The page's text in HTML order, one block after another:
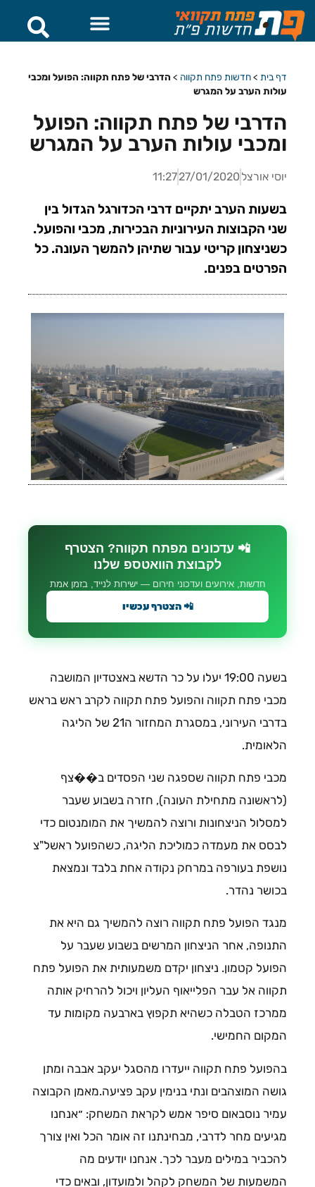
דף בית >חדשות פתח תקווה > הדרבי של פתח תקווה: הפועל ומכבי
עולות הערב על המגרש
הדרבי של פתח תקווה: הפועל
ומכבי עולות הערב על המגרש
יוסי אורצל 27/01/2020
11:27
בשעות הערב יתקיים דרבי הכדורגל הגדול בין
שני הקבוצות העירוניות הבכירות, מכבי והפועל.
כשניצחון קריטי עבור שתיהן להמשך העונה. כל
הפרטים בפנים.
📲 עדכונים מפתח תקווה? הצטרף
לקבוצת הוואטספ שלנו
חדשות, אירועים ועדכוני חירום — ישירות לנייד, בזמן אמת
📲 הצטרף עכשיו
בשעה 19:00 יעלו על כר הדשא באצטדיון המושבה
מכבי פתח תקווה והפועל פתח תקווה לקרב ראש בראש
בדרבי העירוני, במסגרת המחזור ה21 של הליגה
הלאומית.
מכבי פתח תקווה שספגה שני הפסדים ב��צף
(לראשונה מתחילת העונה), חזרה בשבוע שעבר
למסלול הניצחונות ורוצה להמשיך את המומנטום כדי
לבסס את מעמדה כמוליכת הליגה, כשהפועל ראשל"צ
נושפת בעורפה במרחק נקודה אחת בלבד ונמצאת
בכושר נהדר.
מנגד הפועל פתח תקווה רוצה להמשיך גם היא את
התנופה, אחר הניצחון המרשים בשבוע שעבר על
הפועל קטמון. ניצחון יקדם משמעותית את הפועל פתח
תקווה אל עבר הפלייאוף העליון ויכול להרחיק אותה
ממרכז הטבלה כשהיא תקפוץ בארבעה מקומות עד
המקום החמישי.
בהפועל פתח תקווה ייעדרו מהסגל יעקב אבבה ומתן
גושה המוצהבים ונתי בנימין עקב פציעה.מאמן הקבוצה
עמיר נוסבאום סיפר אמש לקראת המשחק: ״אנחנו
מגיעים מחר לדרבי, מבחינתנו זה אומר הכל ואין צורך
להכביר במילים מעבר לכך. אנחנו יודעים מה
המשמעות של המשחק לקהל ולמועדון, ובאים כדי